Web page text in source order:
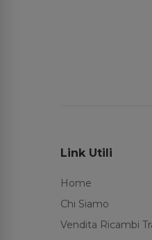
Link Utili
Home
Chi Siamo
Vendita Ricambi